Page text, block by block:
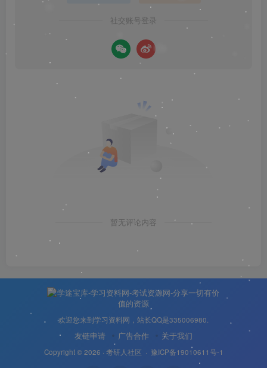
社交账号登录
暂无评论内容
欢迎您来到学习资料网，站长QQ是335006980.
友链申请 广告合作 关于我们
Copyright © 2026 · 考研人社区 · 豫ICP备19010611号-1